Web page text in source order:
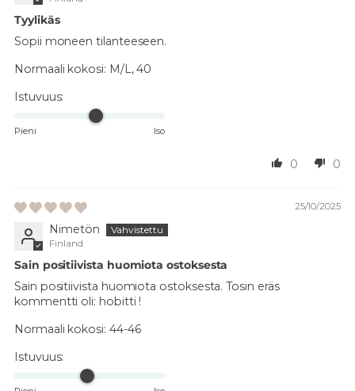
Tyylikäs
Sopii moneen tilanteeseen.
Normaali kokosi: M/L, 40
Istuvuus:
Pieni Iso
0 0
25/10/2025
Nimetön
Finland
Sain positiivista huomiota ostoksesta
Sain positiivista huomiota ostoksesta. Tosin eräs
kommentti oli: hobitti !
Normaali kokosi: 44-46
Istuvuus: